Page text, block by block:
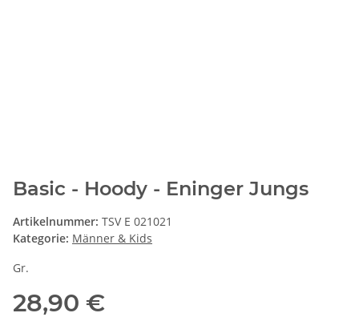
Basic - Hoody - Eninger Jungs
Artikelnummer: TSV E 021021
Kategorie: Männer & Kids
Gr.
28,90 €